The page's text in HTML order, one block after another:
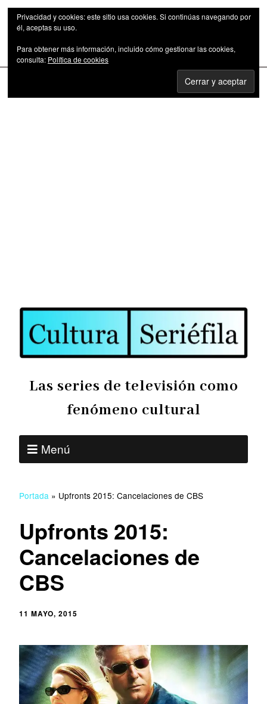
Las series de televisión como fenómeno cultural
Las series de televisión como
fenómeno cultural
Menú
Portada » Upfronts 2015: Cancelaciones de CBS
Upfronts 2015:
Cancelaciones de
CBS
11 MAYO, 2015
Privacidad y cookies: este sitio usa cookies. Si continúas navegando por
él, aceptas su uso.
Para obtener más información, incluido cómo gestionar las cookies,
consulta: Política de cookies